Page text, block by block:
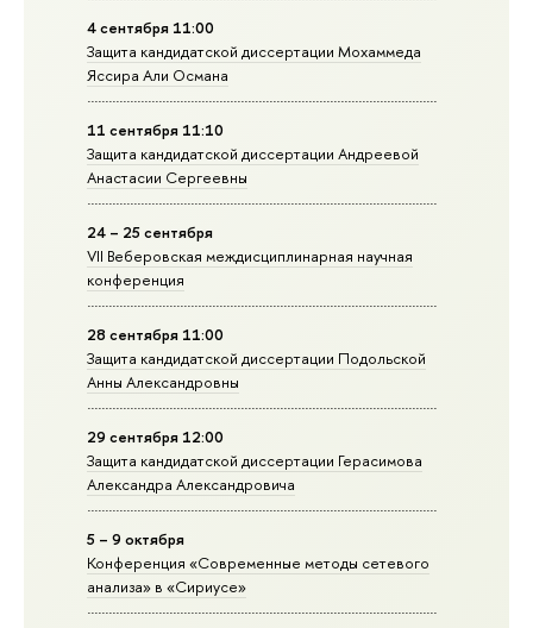
4 сентября 11:00
Защита кандидатской диссертации Мохаммеда
Яссира Али Османа
11 сентября 11:10
Защита кандидатской диссертации Андреевой
Анастасии Сергеевны
24 – 25 сентября
VII Веберовская междисциплинарная научная
конференция
28 сентября 11:00
Защита кандидатской диссертации Подольской
Анны Александровны
29 сентября 12:00
Защита кандидатской диссертации Герасимова
Александра Александровича
5 – 9 октября
Конференция «Современные методы сетевого
анализа» в «Сириусе»